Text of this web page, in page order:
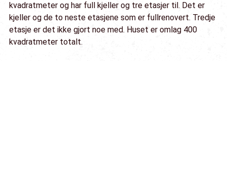
kvadratmeter og har full kjeller og tre etasjer til. Det er
kjeller og de to neste etasjene som er fullrenovert. Tredje
etasje er det ikke gjort noe med. Huset er omlag 400
kvadratmeter totalt.